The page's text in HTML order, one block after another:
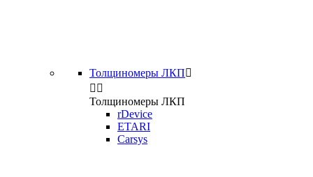
Толщиномеры ЛКП
 
Толщиномеры ЛКП
rDevice
ETARI
Carsys